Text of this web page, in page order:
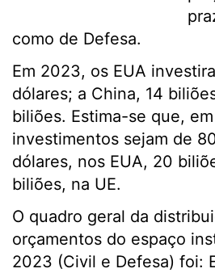
como de Defesa.
Em 2023, os EUA
dólares; a China, 14
biliões. Estima-se que,
investimentos sejam de
dólares, nos EUA, 20
biliões, na UE.
O quadro geral da
orçamentos do espaço
2023 (Civil e Defesa) foi: